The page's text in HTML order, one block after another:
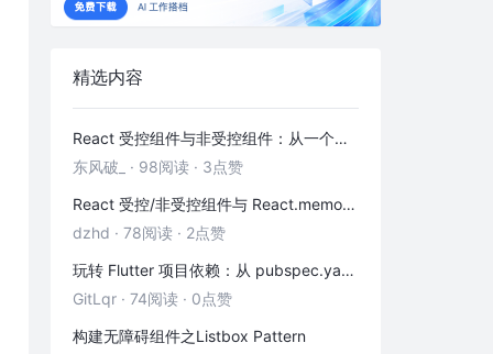
懒惰匹配和贪婪匹配(Lazy and Greed)
回溯(Flash Back)
断言(Assertion)
正向先行断言
反向先行断言
正向后行断言
反向后行断言
方法
精选内容
React 受控组件与非受控组件：从一个输入框讲清表单数据流
东风破_
· 98阅读 · 3点赞
React 受控/非受控组件与 React.memo 性能优化——从本质到实战
dzhd · 78阅读 · 2点赞
玩转 Flutter 项目依赖：从 pubspec.yaml 到实战包管理
GitLqr · 74阅读 · 0点赞
构建无障碍组件之Listbox Pattern